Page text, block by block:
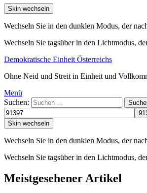
Skin wechseln
Wechseln Sie in den dunklen Modus, der
Wechseln Sie tagsüber in den Lichtmodus,
Demokratische Einheit Österreichs
Ohne Neid und Streit in Einheit und
Menü
Suchen:
Skin wechseln
Wechseln Sie in den dunklen Modus, der
Wechseln Sie tagsüber in den Lichtmodus,
Meistgesehener Artikel